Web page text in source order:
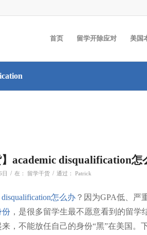
首页 留学开除应对 美国
】academic disqualification
日 / 在： 留学干货 / 通过： Patrick
disqualification怎么办 ？因为GPA低、严
份 ，是很多留学生最不愿意看到的留
，不能放任自己的身份“黑”在美国。